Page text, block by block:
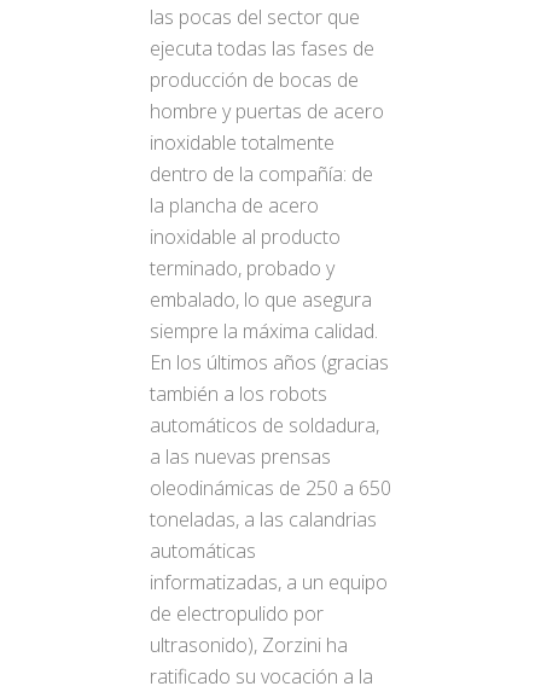
las pocas del sector que
ejecuta todas las fases de
producción de bocas de
hombre y puertas de acero
inoxidable totalmente
dentro de la compañía: de
la plancha de acero
inoxidable al producto
terminado, probado y
embalado, lo que asegura
siempre la máxima calidad.
En los últimos años (gracias
también a los robots
automáticos de soldadura,
a las nuevas prensas
oleodinámicas de 250 a 650
toneladas, a las calandrias
automáticas
informatizadas, a un equipo
de electropulido por
ultrasonido), Zorzini ha
ratificado su vocación a la